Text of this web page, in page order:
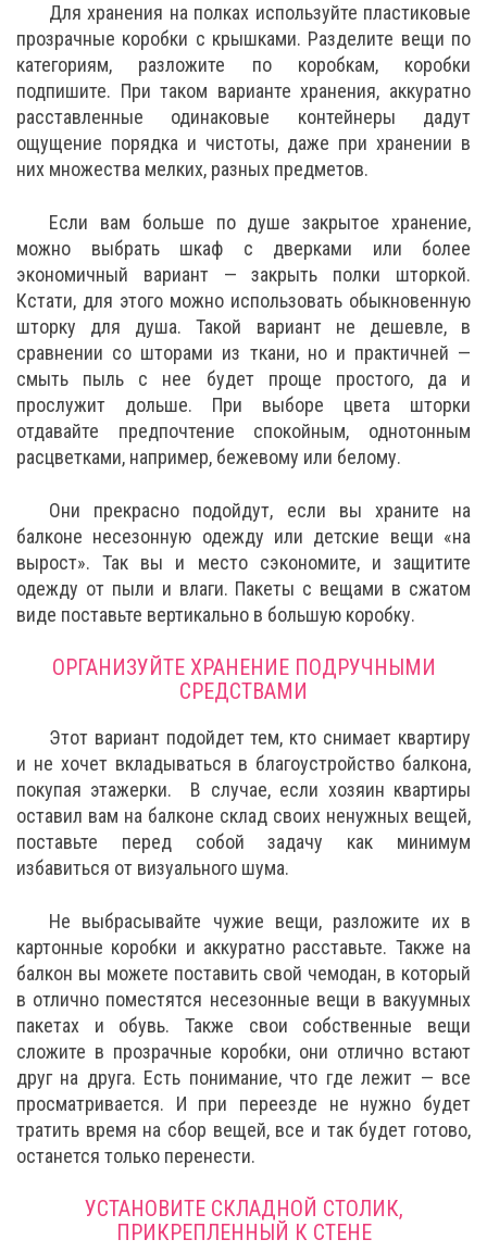
Для хранения на полках используйте пластиковые
прозрачные коробки с крышками. Разделите вещи по
категориям, разложите по коробкам, коробки
подпишите. При таком варианте хранения, аккуратно
расставленные одинаковые контейнеры дадут
ощущение порядка и чистоты, даже при хранении в
них множества мелких, разных предметов.
Если вам больше по душе закрытое хранение,
можно выбрать шкаф с дверками или более
экономичный вариант — закрыть полки шторкой.
Кстати, для этого можно использовать обыкновенную
шторку для душа. Такой вариант не дешевле, в
сравнении со шторами из ткани, но и практичней —
смыть пыль с нее будет проще простого, да и
прослужит дольше. При выборе цвета шторки
отдавайте предпочтение спокойным, однотонным
расцветками, например, бежевому или белому.
Они прекрасно подойдут, если вы храните на
балконе несезонную одежду или детские вещи «на
вырост». Так вы и место сэкономите, и защитите
одежду от пыли и влаги. Пакеты с вещами в сжатом
виде поставьте вертикально в большую коробку.
ОРГАНИЗУЙТЕ ХРАНЕНИЕ ПОДРУЧНЫМИ
СРЕДСТВАМИ
Этот вариант подойдет тем, кто снимает квартиру
и не хочет вкладываться в благоустройство балкона,
покупая этажерки. В случае, если хозяин квартиры
оставил вам на балконе склад своих ненужных вещей,
поставьте перед собой задачу как минимум
избавиться от визуального шума.
Не выбрасывайте чужие вещи, разложите их в
картонные коробки и аккуратно расставьте. Также на
балкон вы можете поставить свой чемодан, в который
в отлично поместятся несезонные вещи в вакуумных
пакетах и обувь. Также свои собственные вещи
сложите в прозрачные коробки, они отлично встают
друг на друга. Есть понимание, что где лежит — все
просматривается. И при переезде не нужно будет
тратить время на сбор вещей, все и так будет готово,
останется только перенести.
УСТАНОВИТЕ СКЛАДНОЙ СТОЛИК,
ПРИКРЕПЛЕННЫЙ К СТЕНЕ